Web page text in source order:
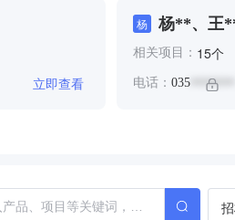
立即查看
杨 杨**、王
相关项目： 15个
电话： 035*******